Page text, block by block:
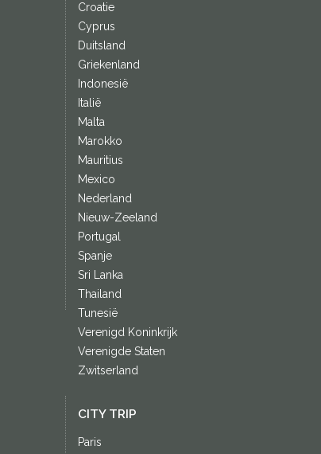
Croatie
Cyprus
Duitsland
Griekenland
Indonesië
Italië
Malta
Marokko
Mauritius
Mexico
Nederland
Nieuw-Zeeland
Portugal
Spanje
Sri Lanka
Thailand
Tunesië
Verenigd Koninkrijk
Verenigde Staten
Zwitserland
CITY TRIP
Paris